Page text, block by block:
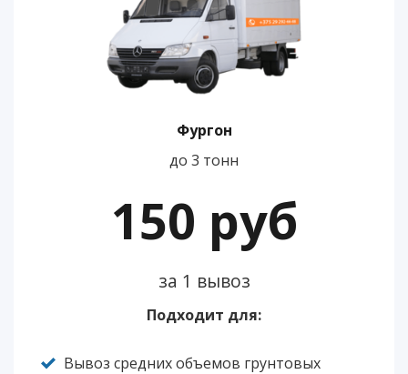
Фургон
до 3 тонн
150 руб
за 1 вывоз
Подходит для:
Вывоз средних объемов грунтовых